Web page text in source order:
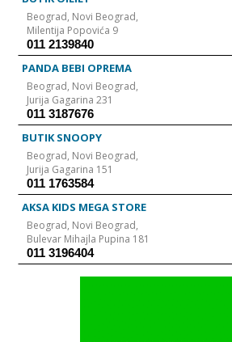
Beograd, Novi Beograd,
Milentija Popovića 9
011 2139840
PANDA BEBI OPREMA
Beograd, Novi Beograd,
Jurija Gagarina 231
011 3187676
BUTIK SNOOPY
Beograd, Novi Beograd,
Jurija Gagarina 151
011 1763584
AKSA KIDS MEGA STORE
Beograd, Novi Beograd,
Bulevar Mihajla Pupina 181
011 3196404